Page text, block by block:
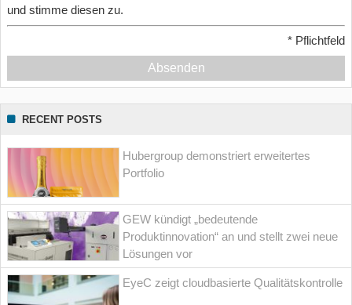
und stimme diesen zu.
* Pflichtfeld
Absenden
RECENT POSTS
Hubergroup demonstriert erweitertes
Portfolio
GEW kündigt „bedeutende
Produktinnovation“ an und stellt zwei neue
Lösungen vor
EyeC zeigt cloudbasierte Qualitätskontrolle